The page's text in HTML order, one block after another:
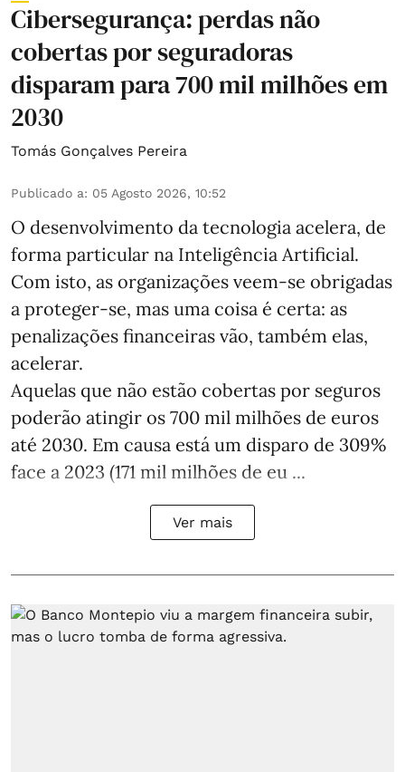
Cibersegurança: perdas não
cobertas por seguradoras
disparam para 700 mil milhões em
2030
Tomás Gonçalves Pereira
Publicado a: 05 Agosto 2026, 10:52
O desenvolvimento da tecnologia acelera, de
forma particular na Inteligência Artificial.
Com isto, as organizações veem-se obrigadas
a proteger-se, mas uma coisa é certa: as
penalizações financeiras vão, também elas,
acelerar.
Aquelas que não estão cobertas por seguros
poderão atingir os 700 mil milhões de euros
até 2030. Em causa está um disparo de 309%
face a 2023 (171 mil milhões de eu ...
Ver mais